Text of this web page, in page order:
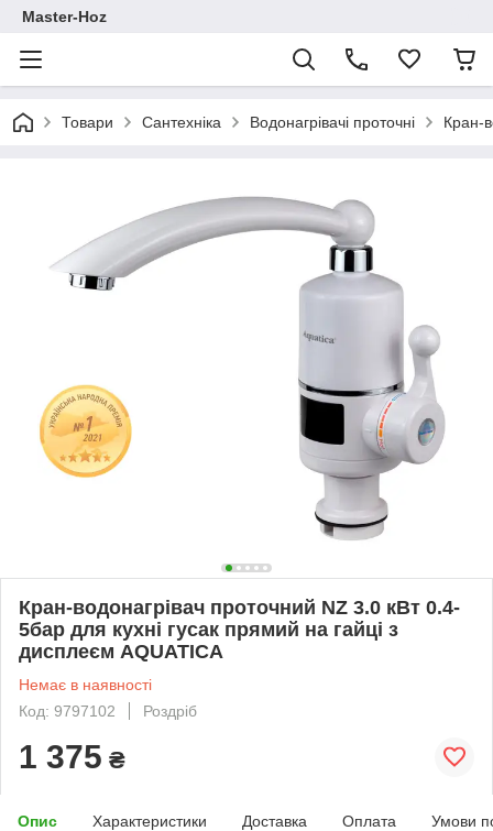
Master-Hoz
Товари Сантехніка Водонагрівачі проточні Кран-
Кран-водонагрівач проточний NZ 3.0 кВт 0.4-
5бар для кухні гусак прямий на гайці з
дисплеєм AQUATICA
Немає в наявності
Код: 9797102
Роздріб
1 375 ₴
Опис Характеристики Доставка Оплата Умови